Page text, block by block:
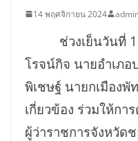
14 พฤศจิกายน 2024
ช่วงเย็นวันที่ 13
โรจน์กิจ นายอำเภอ
พิเชษฐ์ นายกเมือง
เกี่ยวข้อง ร่วมให้ก
ผู้ว่าราชการจังหวัด